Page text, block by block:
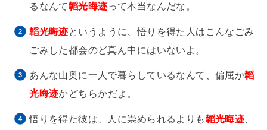
るなんて韜光晦迹って本当なんだな。
韜光晦迹というように、悟りを得た人はこんなごみ
ごみした都会のど真ん中にはいないよ。
あんな山奥に一人で暮らしているなんて、偏屈か韜
光晦迹かどちらかだよ。
悟りを得た彼は、人に崇められるよりも韜光晦迹